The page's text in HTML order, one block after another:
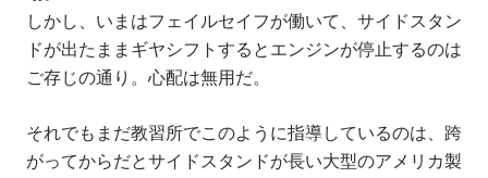
しかし、いまはフェイルセイフが働いて、サイドスタン
ドが出たままギヤシフトするとエンジンが停止するのは
ご存じの通り。心配は無用だ。
それでもまだ教習所でこのように指導しているのは、跨
がってからだとサイドスタンドが長い大型のアメリカ製